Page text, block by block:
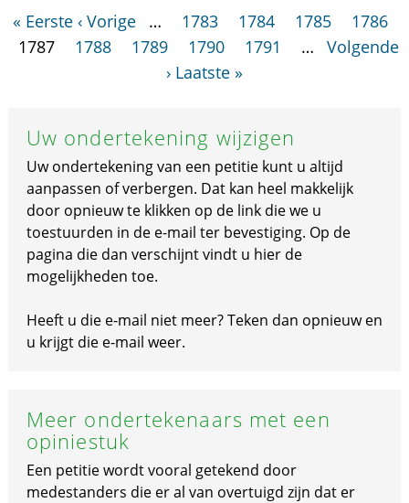
« Eerste ‹ Vorige … 1783 1784 1785
1786
1787
1788 1789 1790 1791 …
Volgende
› Laatste »
Uw ondertekening wijzigen
Uw ondertekening van een petitie kunt u altijd
aanpassen of verbergen. Dat kan heel makkelijk
door opnieuw te klikken op de link die we u
toestuurden in de e-mail ter bevestiging. Op de
pagina die dan verschijnt vindt u hier de
mogelijkheden toe.
Heeft u die e-mail niet meer? Teken dan opnieuw en
u krijgt die e-mail weer.
Meer ondertekenaars met een
opiniestuk
Een petitie wordt vooral getekend door
medestanders die er al van overtuigd zijn dat er